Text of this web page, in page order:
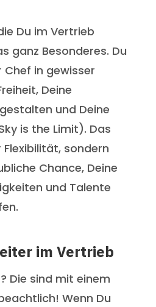
Du im Vertrieb
ganz Besonderes. Du
Chef in gewisser
Deine
und Deine
is the Limit). Das
sondern
Chance, Deine
und Talente
im Vertrieb
Die sind mit einem
Wenn Du